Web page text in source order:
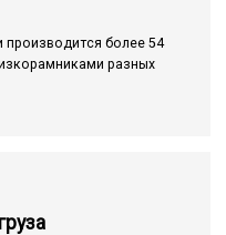
более 54
разных